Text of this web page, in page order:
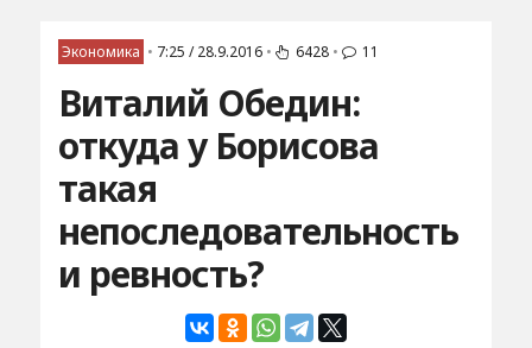
Экономика • 7:25 / 28.9.2016 • 6428 • 11
Виталий Обедин:
откуда у Борисова
такая
непоследовательность
и ревность?